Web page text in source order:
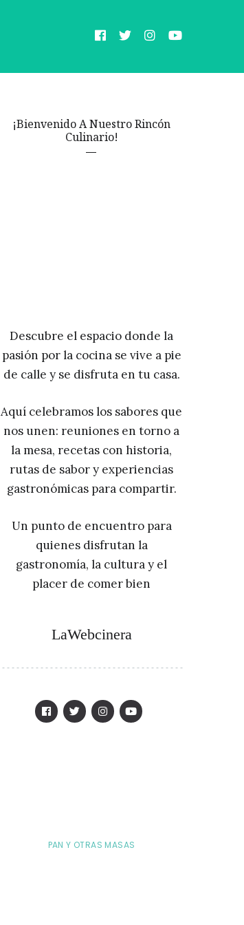
¡Bienvenido A Nuestro Rincón
Culinario!
Descubre el espacio donde la
pasión por la cocina se vive a pie
de calle y se disfruta en tu casa.
Aquí celebramos los sabores que
nos unen: reuniones en torno a
la mesa, recetas con historia,
rutas de sabor y experiencias
gastronómicas para compartir.
Un punto de encuentro para
quienes disfrutan la
gastronomía, la cultura y el
placer de comer bien
LaWebcinera
PAN Y OTRAS MASAS